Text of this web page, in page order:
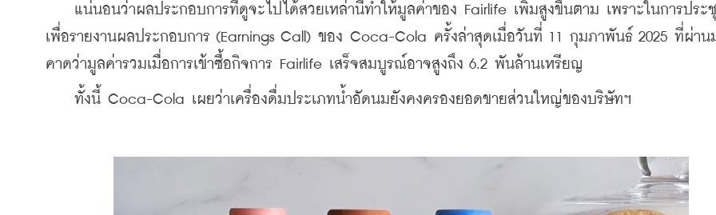
แน่นอนว่าผลประกอบการที่ดูจะไปได้สวยเหล่านี้ทำให้มูลค่าของ Fairlife เพิ่มสูงขึ้นตาม เพราะในการประ
เพื่อรายงานผลประกอบการ (Earnings Call) ของ Coca-Cola ครั้งล่าสุดเมื่อวันที่ 11 กุมภาพันธ์ 2025 ที่ผ่าน
คาดว่ามูลค่ารวมเมื่อการเข้าซื้อกิจการ Fairlife เสร็จสมบูรณ์อาจสูงถึง 6.2 พันล้านเหรียญ
ทั้งนี้ Coca-Cola เผยว่าเครื่องดื่มประเภทน้ำอัดนมยังคงครองยอดขายส่วนใหญ่ของบริษัทฯ